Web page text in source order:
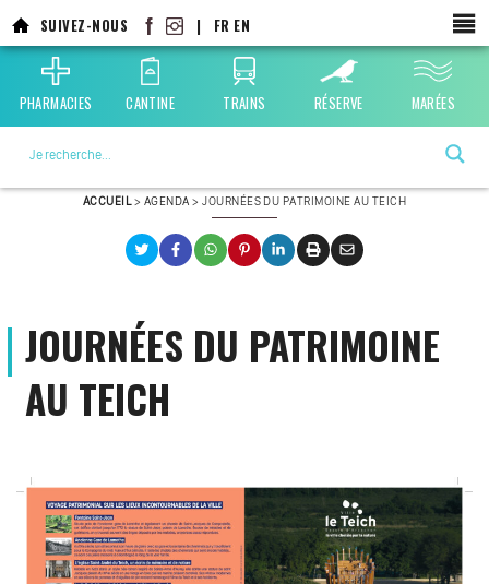
au
contenu
principal
SUIVEZ-NOUS | FR EN
PHARMACIES CANTINE TRAINS RÉSERVE MARÉES
ACCUEIL> AGENDA >JOURNÉES DU PATRIMOINE AU TEICH
JOURNÉES DU PATRIMOINE
AU TEICH